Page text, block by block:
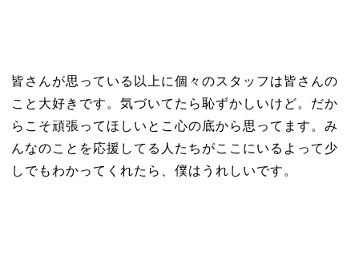
皆さんが思っている以上に個々のスタッフは皆さんの
こと大好きです。気づいてたら恥ずかしいけど。だか
らこそ頑張ってほしいとこ心の底から思ってます。み
んなのことを応援してる人たちがここにいるよって少
しでもわかってくれたら、僕はうれしいです。